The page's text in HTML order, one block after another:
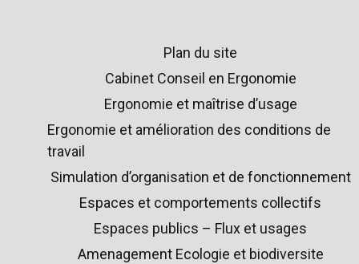
Plan du site
Cabinet Conseil en Ergonomie
Ergonomie et maîtrise d’usage
Ergonomie et amélioration des conditions de
travail
Simulation d’organisation et de fonctionnement
Espaces et comportements collectifs
Espaces publics – Flux et usages
Amenagement Ecologie et biodiversite